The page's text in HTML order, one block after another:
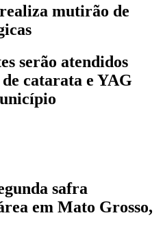
mutirão de
serão atendidos
catarata e YAG
safra
em Mato Grosso,